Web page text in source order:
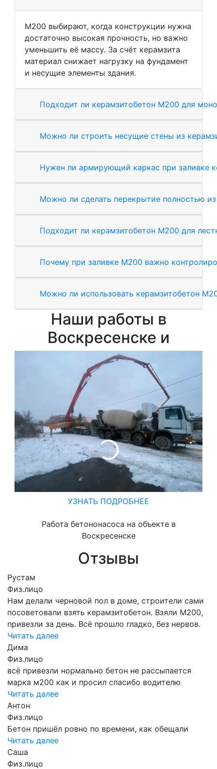
М200 выбирают, когда конструкции нужна
достаточно высокая прочность, но важно
уменьшить её массу. За счёт керамзита
материал снижает нагрузку на фундамент
и несущие элементы здания.
Подходит ли керамзитобетон М200 для
Можно ли строить несущие стены из
Нужен ли армирующий каркас при заливке
Можно ли сделать перекрытие полностью
Подходит ли керамзитобетон М200 для
Почему при заливке М200 важно
Можно ли использовать керамзитобетон
Наши работы в
Воскресенске и
УЗНАТЬ ПОДРОБНЕЕ
Работа бетононасоса на объекте в
Воскресенске
Отзывы
Рустам
Физ.лицо
Нам делали черновой пол в доме, строители сами
посоветовали взять керамзитобетон. Взяли М200,
привезли за день. Всё прошло гладко, без нервов.
Читать далее
Дима
Физ.лицо
всё привезли нормально бетон не рассыпается
марка м200 как и просил спасибо водителю
Читать далее
Антон
Физ.лицо
Бетон пришёл ровно по времени, как обещали
Читать далее
Саша
Физ.лицо